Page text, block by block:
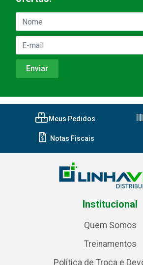
Meus Pedidos
Notas Fiscais
Institucional
Quem Somos
Treinamentos
Política de Troca e